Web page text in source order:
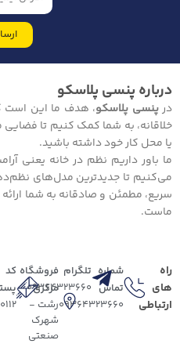
درباره پنسی پلاسکو
درپنسی پلاسکو، هدف ما این است
خلاقانه، به شما کمک کنیم تا فضایی
یا محل کار خود داشته باشید.
ما باور داریم نظم در خانه یعنی
می‌کنیم تا جدیدترین مدل‌های
سریع، مطمئن و صادقانه به شما
ماست.
راه
های
ارتباطی
شماره
تماس
09364323660
تلگرام
09364323660
فروشگاه
مرکزی
رشت -
شهرک
صنعتی
کد